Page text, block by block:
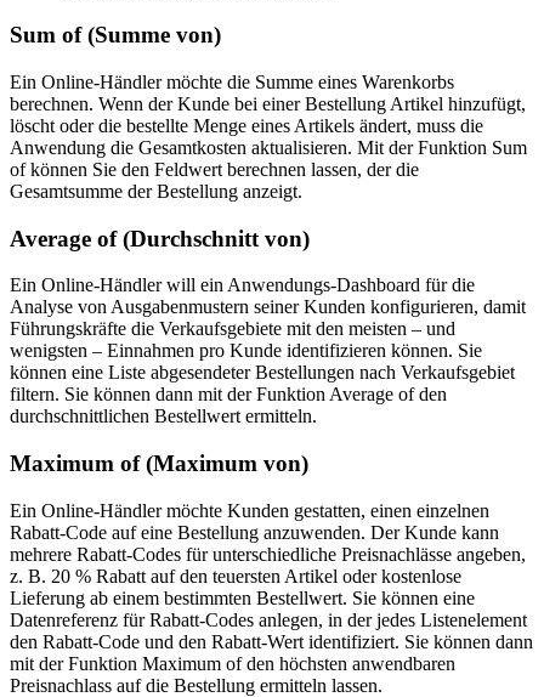
Sum of (Summe von)
Ein Online-Händler möchte die Summe eines Warenkorbs
berechnen. Wenn der Kunde bei einer Bestellung Artikel hinzufügt,
löscht oder die bestellte Menge eines Artikels ändert, muss die
Anwendung die Gesamtkosten aktualisieren. Mit der Funktion Sum
ofkönnen Sie den Feldwert berechnen lassen, der die
Gesamtsumme der Bestellung anzeigt.
Average of (Durchschnitt von)
Ein Online-Händler will ein Anwendungs-Dashboard für die
Analyse von Ausgabenmustern seiner Kunden konfigurieren, damit
Führungskräfte die Verkaufsgebiete mit den meisten – und
wenigsten – Einnahmen pro Kunde identifizieren können. Sie
können eine Liste abgesendeter Bestellungen nach Verkaufsgebiet
filtern. Sie können dann mit der FunktionAverage ofden
durchschnittlichen Bestellwert ermitteln.
Maximum of (Maximum von)
Ein Online-Händler möchte Kunden gestatten, einen einzelnen
Rabatt-Code auf eine Bestellung anzuwenden. Der Kunde kann
mehrere Rabatt-Codes für unterschiedliche Preisnachlässe angeben,
z. B. 20 % Rabatt auf den teuersten Artikel oder kostenlose
Lieferung ab einem bestimmten Bestellwert. Sie können eine
Datenreferenz für Rabatt-Codes anlegen, in der jedes Listenelement
den Rabatt-Code und den Rabatt-Wert identifiziert. Sie können dann
mit der Funktion Maximum ofden höchsten anwendbaren
Preisnachlass auf die Bestellung ermitteln lassen.